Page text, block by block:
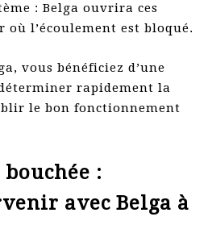
: Belga ouvrira ces
l’écoulement est bloqué.
vous bénéficiez d’une
rapidement la
le bon fonctionnement
bouchée :
avec Belga à